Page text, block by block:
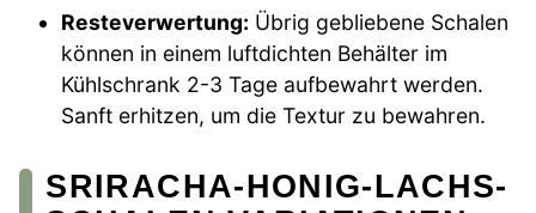
Resteverwertung: Übrig gebliebene Schalen
können in einem luftdichten Behälter im
Kühlschrank 2-3 Tage aufbewahrt werden.
Sanft erhitzen, um die Textur zu bewahren.
SRIRACHA-HONIG-LACHS-